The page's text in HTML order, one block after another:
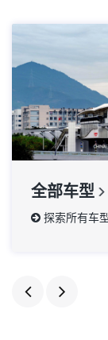
全部车型
探索所有车